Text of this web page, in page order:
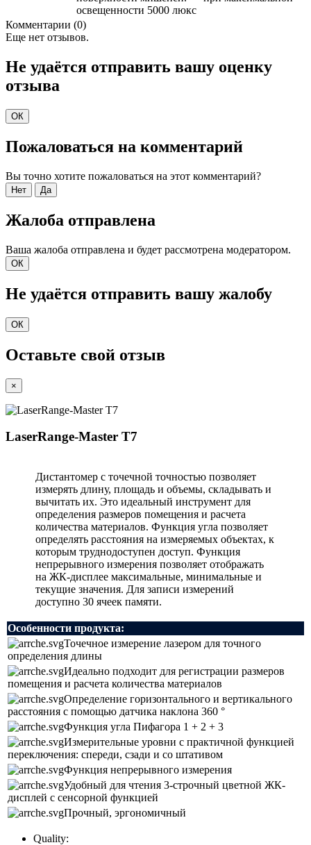
освещенности 5000 люкс
Комментарии (0)
Еще нет отзывов.
Не удаётся отправить вашу оценку
отзыва
ОК
Пожаловаться на комментарий
Вы точно хотите пожаловаться на этот комментарий?
Нет Да
Жалоба отправлена
Ваша жалоба отправлена и будет рассмотрена модератором.
ОК
Не удаётся отправить вашу жалобу
ОК
Оставьте свой отзыв
×
LaserRange-Master T7
Дистантомер с точечной точностью позволяет
измерять длину, площадь и объемы, складывать и
вычитать их. Это идеальный инструмент для
определения размеров помещения и расчета
количества материалов. Функция угла позволяет
определять расстояния на измеряемых объектах, к
которым труднодоступен доступ. Функция
непрерывного измерения позволяет отображать
на ЖК-дисплее максимальные, минимальные и
текущие значения. Для записи измерений
доступно 30 ячеек памяти.
Особенности продукта:
Точечное измерение лазером для точного
определения длины
Идеально подходит для регистрации размеров
помещения и расчета количества материалов
Определение горизонтального и вертикального
расстояния с помощью датчика наклона 360 °
Функция угла Пифагора 1 + 2 + 3
Измерительные уровни с практичной функцией
переключения: спереди, сзади и со штативом
Функция непрерывного измерения
Удобный для чтения 3-строчный цветной ЖК-
дисплей с сенсорной функцией
Прочный, эргономичный
Quality: